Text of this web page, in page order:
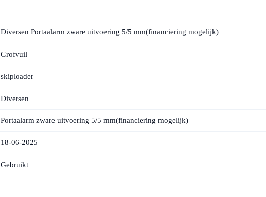
Diversen Portaalarm zware uitvoering 5/5 mm(financiering mogelijk)
Grofvuil
skiploader
Diversen
Portaalarm zware uitvoering 5/5 mm(financiering mogelijk)
18-06-2025
Gebruikt